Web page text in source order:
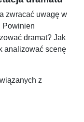
zwracać uwagę w
Powinien
dramat? Jak
analizować scenę
z